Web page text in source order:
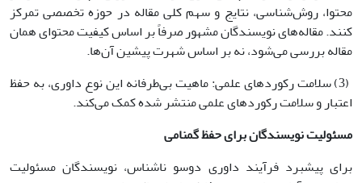
محتوا، روش‌شناسی، نتایج و سهم کلی مقاله در حوزه تخصصی تمرکز
کنند. مقاله‌های نویسندگان مشهور صرفاً بر اساس کیفیت محتوای همان
مقاله بررسی می‌شود، نه بر اساس شهرت پیشین آن‌ها.
(3) سلامت رکوردهای علمی: ماهیت بی‌طرفانه این نوع داوری، به حفظ
اعتبار و سلامت رکوردهای علمی منتشر شده کمک می‌کند.
مسئولیت نویسندگان برای حفظ گمنامی
برای پیشبرد فرآیند داوری دوسو ناشناس، نویسندگان مسئولیت